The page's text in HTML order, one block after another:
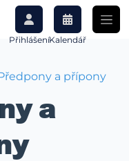
PřihlášeníKalendář
a přípony
a